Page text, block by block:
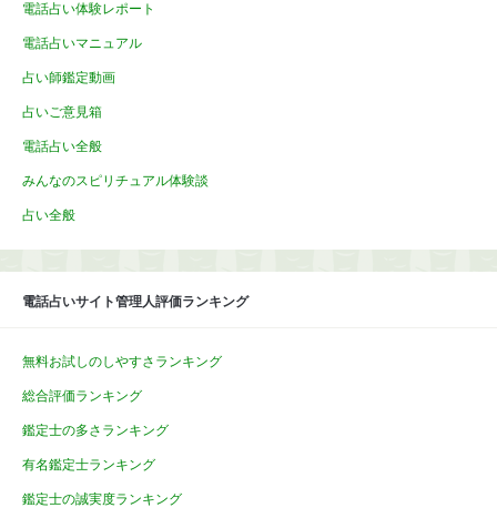
電話占い体験レポート
電話占いマニュアル
占い師鑑定動画
占いご意見箱
電話占い全般
みんなのスピリチュアル体験談
占い全般
電話占いサイト管理人評価ランキング
無料お試しのしやすさランキング
総合評価ランキング
鑑定士の多さランキング
有名鑑定士ランキング
鑑定士の誠実度ランキング